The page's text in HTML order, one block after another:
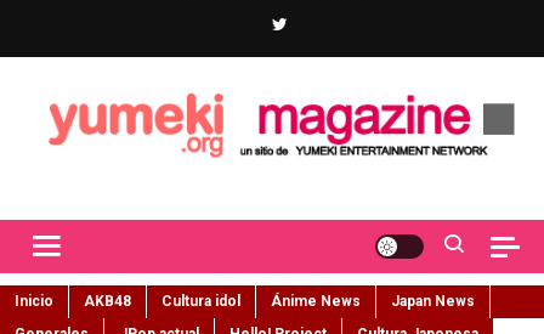
Inicio AKB48 Cultura idol Ánime News
Japan News